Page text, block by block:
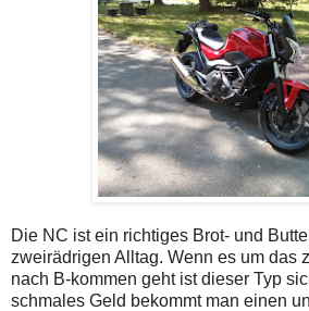
Die NC ist ein richtiges Brot- und
zweirädrigen Alltag. Wenn es um das
nach B-kommen geht ist dieser Typ
schmales Geld bekommt man einen